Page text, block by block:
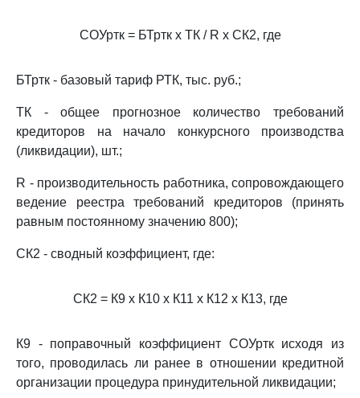
СОУртк = БТртк x ТК / R x СК2, где
БТртк - базовый тариф РТК, тыс. руб.;
ТК - общее прогнозное количество требований
кредиторов на начало конкурсного производства
(ликвидации), шт.;
R - производительность работника, сопровождающего
ведение реестра требований кредиторов (принять
равным постоянному значению 800);
СК2 - сводный коэффициент, где:
СК2 = К9 x К10 x К11 x К12 x К13, где
К9 - поправочный коэффициент СОУртк исходя из
того, проводилась ли ранее в отношении кредитной
организации процедура принудительной ликвидации;